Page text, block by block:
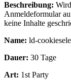
Beschreibung:
Anmeldeformular
keine Inhalte
Name: ld-
Dauer: 30 Tage
Art: 1st Party